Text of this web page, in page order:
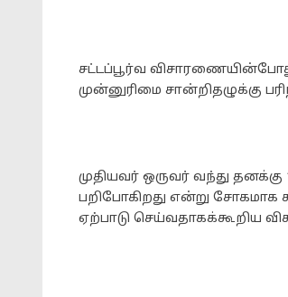
சட்டப்பூர்வ
முன்னுரிமை சான்றிதழுக்கு
முதியவர் ஒருவர் வந்து
பறிபோகிறது என்று சோகமாக
ஏற்பாடு செய்வதாகக்கூறிய